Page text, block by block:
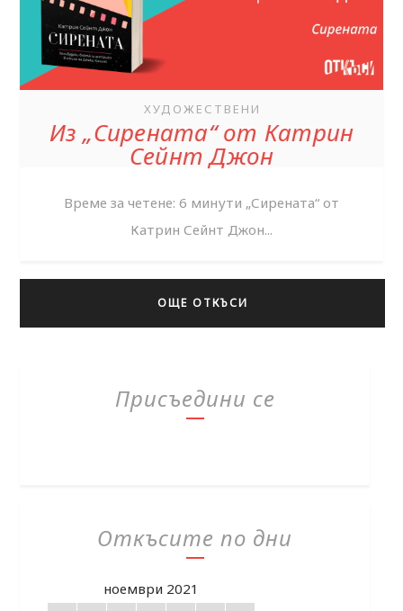
ХУДОЖЕСТВЕНИ
Из „Сирената“ от Катрин
Сейнт Джон
Време за четене: 6 минути „Сирената“ от
Катрин Сейнт Джон...
ОЩЕ ОТКЪСИ
Присъедини се
Откъсите по дни
ноември 2021